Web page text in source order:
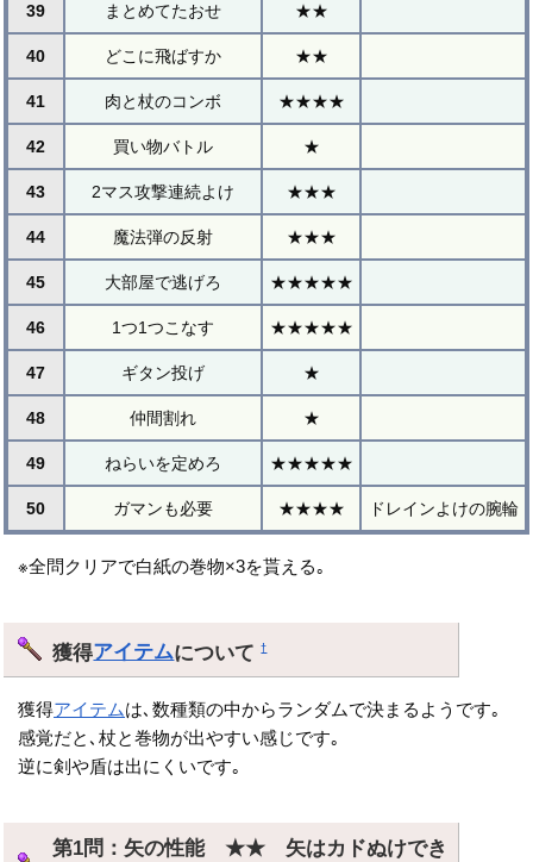
39 まとめてたおせ ★★
40 どこに飛ばすか ★★
41 肉と杖のコンボ ★★★★
42 買い物バトル ★
43 2マス攻撃連続よけ ★★★
44 魔法弾の反射 ★★★
45 大部屋で逃げろ ★★★★★
46 1つ1つこなす ★★★★★
47 ギタン投げ ★
48 仲間割れ ★
49 ねらいを定めろ ★★★★★
50 ガマンも必要 ★★★★ ドレインよけの腕輪
※全問クリアで白紙の巻物×3を貰える｡
獲得アイテムについて†
獲得アイテムは､数種類の中からランダムで決まるようです｡
感覚だと､杖と巻物が出やすい感じです｡
逆に剣や盾は出にくいです｡
第1問：矢の性能 ★★ 矢はカドぬけでき